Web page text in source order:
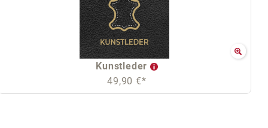
Kunstleder
49,90 €*